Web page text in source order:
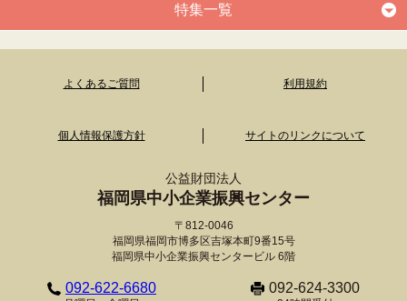
特集一覧
よくあるご質問 利用規約
個人情報保護方針 サイトのリンクについて
公益財団法人
福岡県中小企業振興センター
〒812-0046
福岡県福岡市博多区吉塚本町9番15号
福岡県中小企業振興センタービル 6階
092-622-6680 092-624-3300